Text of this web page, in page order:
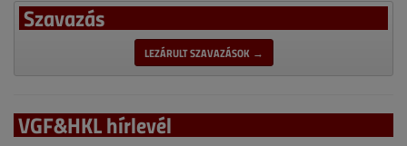
Szavazás
LEZÁRULT SZAVAZÁSOK →
VGF&HKL hírlevél